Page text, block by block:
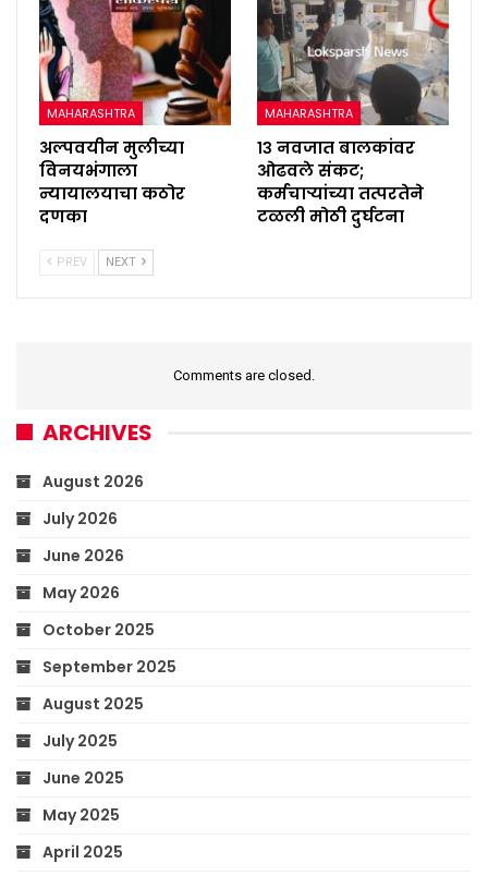
MAHARASHTRA
अल्पवयीन मुलीच्या
विनयभंगाला
न्यायालयाचा कठोर
दणका
MAHARASHTRA
१३ नवजात बालकांवर
ओढवले संकट;
कर्मचाऱ्यांच्या तत्परतेने
टळली मोठी दुर्घटना
PREV NEXT
Comments are closed.
ARCHIVES
August 2026
July 2026
June 2026
May 2026
October 2025
September 2025
August 2025
July 2025
June 2025
May 2025
April 2025